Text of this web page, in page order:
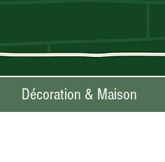
Décoration & Maison